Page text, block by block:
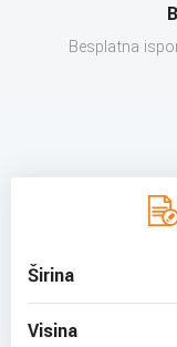
Besplatna
Širina
Visina